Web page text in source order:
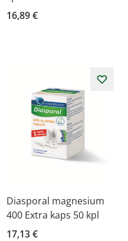
16,89 €
Diasporal magnesium
400 Extra kaps 50 kpl
17,13 €